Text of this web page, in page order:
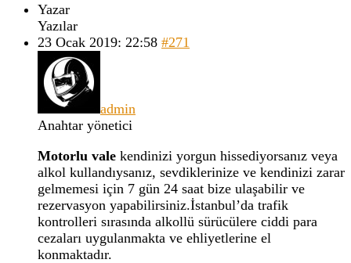
Yazar
Yazılar
23 Ocak 2019: 22:58 #271
admin
Anahtar yönetici
Motorlu vale kendinizi yorgun hissediyorsanız veya
alkol kullandıysanız, sevdiklerinize ve kendinizi zarar
gelmemesi için 7 gün 24 saat bize ulaşabilir ve
rezervasyon yapabilirsiniz.İstanbul’da trafik
kontrolleri sırasında alkollü sürücülere ciddi para
cezaları uygulanmakta ve ehliyetlerine el
konmaktadır.